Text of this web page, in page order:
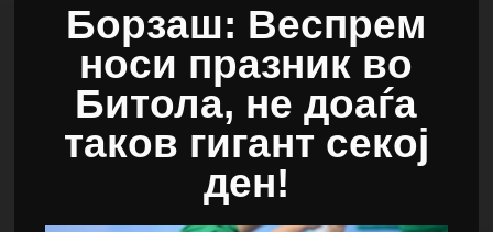
Борзаш: Веспрем
носи празник во
Битола, не доаѓа
таков гигант секој
ден!